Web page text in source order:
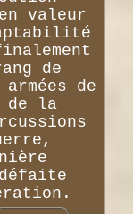
valeur
de
de
de la